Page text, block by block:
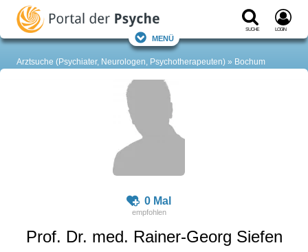
Suche Login
Menü
Arztsuche (Psychiater, Neurologen, Psychotherapeuten) Bochum
0 Mal
Prof. Dr. med. Rainer-Georg Siefen